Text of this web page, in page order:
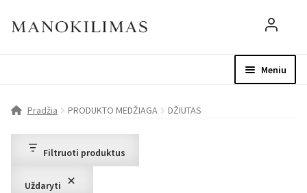
Meniu
D.U.K.
Pradžia PRODUKTO MEDŽIAGA DŽIUTAS
Filtruoti produktus
Uždaryti